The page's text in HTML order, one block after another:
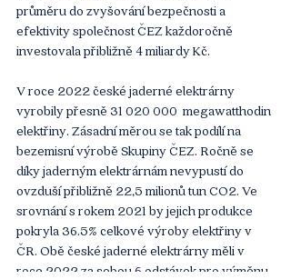
průměru do zvyšování bezpečnosti a
efektivity společnost ČEZ každoročně
investovala přibližně 4 miliardy Kč.
V roce 2022 české jaderné elektrárny
vyrobily přesně 31 020 000  megawatthodin
elektřiny. Zásadní měrou se tak podílí na
bezemisní výrobě Skupiny ČEZ. Ročně se
díky jaderným elektrárnám nevypustí do
ovzduší přibližně 22,5 milionů tun CO2. Ve
srovnání s rokem 2021 by jejich produkce
pokryla 36.5% celkové výroby elektřiny v
ČR. Obě české jaderné elektrárny měli v
roce 2022 za sebou 6 odstávek pro výměnu